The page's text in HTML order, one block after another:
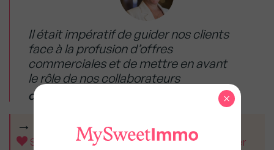
Il était impératif de guider nos clients
face à la profusion d’offres
commerciales et de mettre en avant
le rôle de nos collaborateurs
Christine Fumagalli, Présidente d'Orpi
CET ARTICLE VOUS A AIDÉ ?
Soutenez MySweetImmo et aidez-nous à rester
×